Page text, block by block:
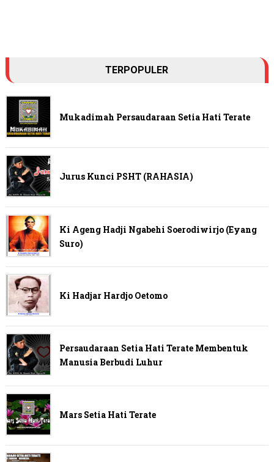
TERPOPULER
Mukadimah Persaudaraan Setia Hati Terate
Jurus Kunci PSHT (RAHASIA)
Ki Ageng Hadji Ngabehi Soerodiwirjo (Eyang
Suro)
Ki Hadjar Hardjo Oetomo
Persaudaraan Setia Hati Terate Membentuk
Manusia Berbudi Luhur
Mars Setia Hati Terate